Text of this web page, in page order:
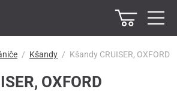
Kšandy Kšandy CRUISER, OXFORD
OXFORD